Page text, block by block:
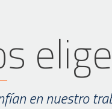
en nuestro